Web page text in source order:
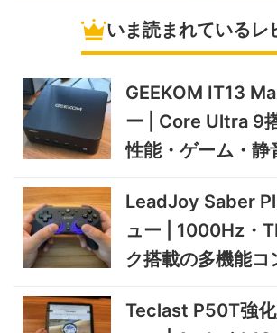
BougeRV Arch Pro 200W
い・車載しやすい200Wソー
ラーパネル
ミニPC
GEEKOM A9 MAX 2026 実
機レビュー | Ryzen AI 9 HX
実機検証
タブレット
TCL Note A1 NXTPAPER 実
機レビュー | 紙のような書き
いま読まれているレ
GEEKOM IT13
ー | Core Ultra 9
性能・ゲーム・静
LeadJoy Saber
ュー | 1000Hz・
ク搭載の多機能コ
Teclast P50T強